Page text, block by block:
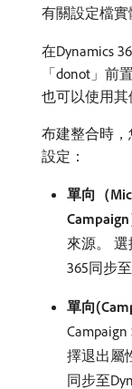
有關設定檔
在Dynamics
「donot」前
也可以使用其
布建整合時
設定：
單向（
Campaign
來源。
365同步
單向
擇退出屬
同步至